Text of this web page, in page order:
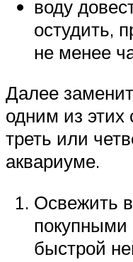
воду
остудить,
не менее
Далее
одним из этих
треть или
аквариуме.
Освежить
покупными
быстрой